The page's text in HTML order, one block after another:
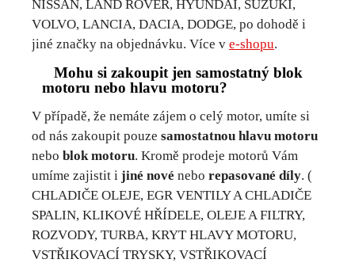
NISSAN, LAND ROVER, HYUNDAI, SUZUKI,
VOLVO, LANCIA, DACIA, DODGE, po dohodě i
jiné značky na objednávku. Více v e-shopu.
Mohu si zakoupit jen samostatný blok
motoru nebo hlavu motoru?
V případě, že nemáte zájem o celý motor, umíte si
od nás zakoupit pouze samostatnou hlavu motoru
nebo blok motoru. Kromě prodeje motorů Vám
umíme zajistit i jiné nové nebo repasované díly. (
CHLADIČE OLEJE, EGR VENTILY A CHLADIČE
SPALIN, KLIKOVÉ HŘÍDELE, OLEJE A FILTRY,
ROZVODY, TURBA, KRYT HLAVY MOTORU,
VSTŘIKOVACÍ TRYSKY, VSTŘIKOVACÍ